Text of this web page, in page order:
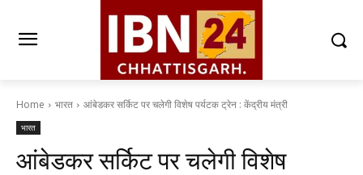
Home भारत आंबेडकर सर्किट पर चलेगी विशेष पर्यटक ट्रेन : केंद्रीय मंत्री
भारत
आंबेडकर सर्किट पर चलेगी विशेष